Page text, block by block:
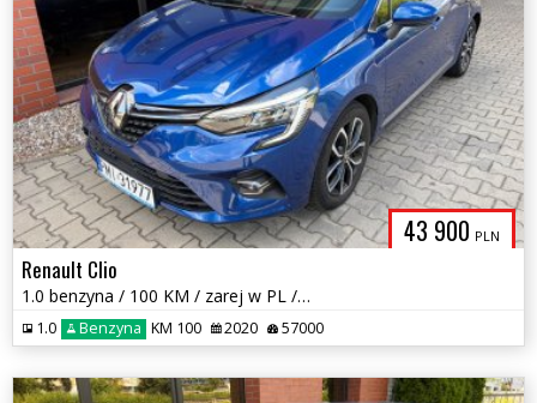
43 900 PLN
Renault Clio
1.0 benzyna / 100 KM / zarej w PL / Full LED / zadbany / zamiana
1.0 Benzyna KM 100 2020 57000